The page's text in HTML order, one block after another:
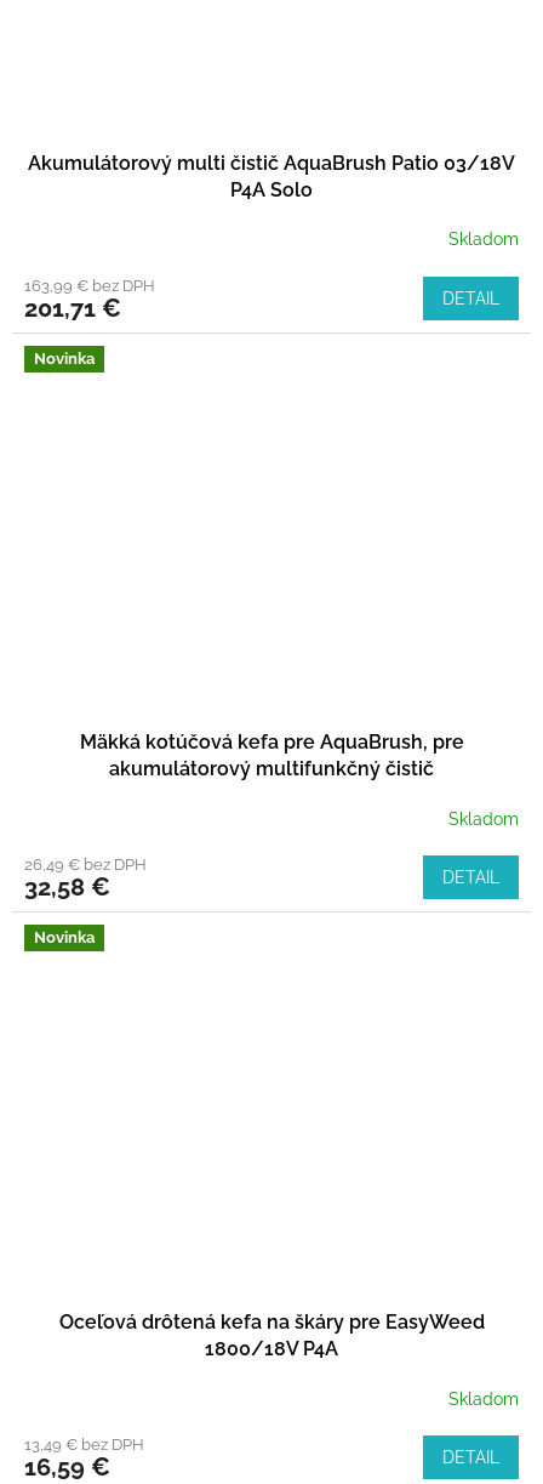
Akumulátorový multi čistič AquaBrush Patio 03/18V
P4A Solo
Skladom
163,99 € bez DPH
201,71 € DETAIL
Novinka
Mäkká kotúčová kefa pre AquaBrush, pre
akumulátorový multifunkčný čistič
Skladom
26,49 € bez DPH
32,58 € DETAIL
Novinka
Oceľová drôtená kefa na škáry pre EasyWeed
1800/18V P4A
Skladom
13,49 € bez DPH
16,59 € DETAIL